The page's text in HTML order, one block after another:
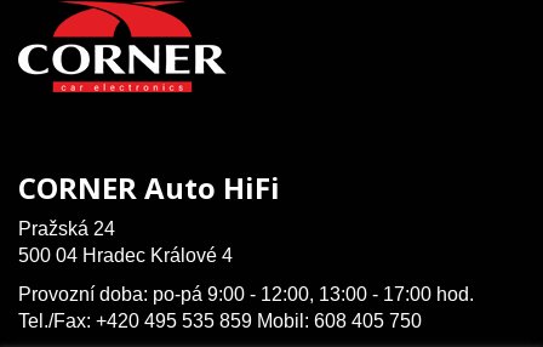
CORNER Auto HiFi
Pražská 24
500 04 Hradec Králové 4
Provozní doba: po-pá 9:00 - 12:00, 13:00 - 17:00 hod.
Tel./Fax: +420 495 535 859 Mobil: 608 405 750